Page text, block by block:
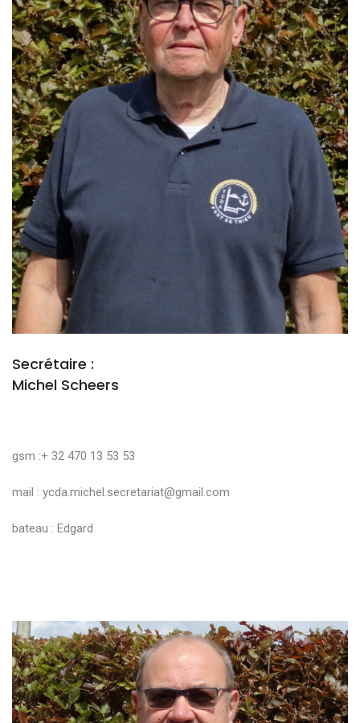
Secrétaire :
Michel Scheers
gsm :+ 32 470 13 53 53
mail : ycda.michel.secretariat@gmail.com
bateau : Edgard